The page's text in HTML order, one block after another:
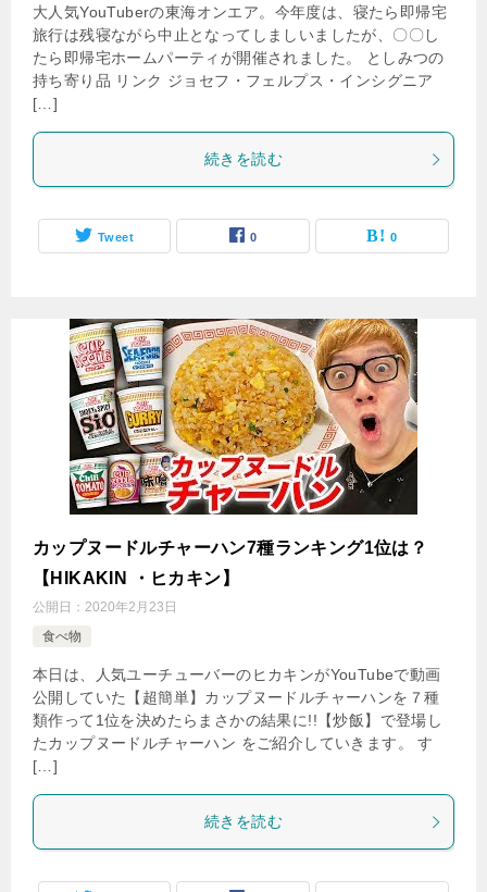
大人気YouTuberの東海オンエア。今年度は、寝たら即帰宅
旅行は残寝ながら中止となってしましいましたが、〇〇し
たら即帰宅ホームパーティが開催されました。 としみつの
持ち寄り品 リンク ジョセフ・フェルプス・インシグニア
[…]
続きを読む
Tweet 0 0
カップヌードルチャーハン7種ランキング1位は？
【HIKAKIN ・ヒカキン】
公開日： 2020年2月23日
食べ物
本日は、人気ユーチューバーのヒカキンがYouTubeで動画
公開していた【超簡単】カップヌードルチャーハンを７種
類作って1位を決めたらまさかの結果に!!【炒飯】で登場し
たカップヌードルチャーハン をご紹介していきます。 す
[…]
続きを読む